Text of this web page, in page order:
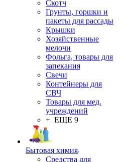
Скотч
Грунты, горшки и
пакеты для рассады
Крышки
Хозяйственные
мелочи
Фольга, товары для
запекания
Свечи
Контейнеры для
СВЧ
Товары для мед.
учреждений
+ ЕЩЕ 9
Бытовая химия
Средства для